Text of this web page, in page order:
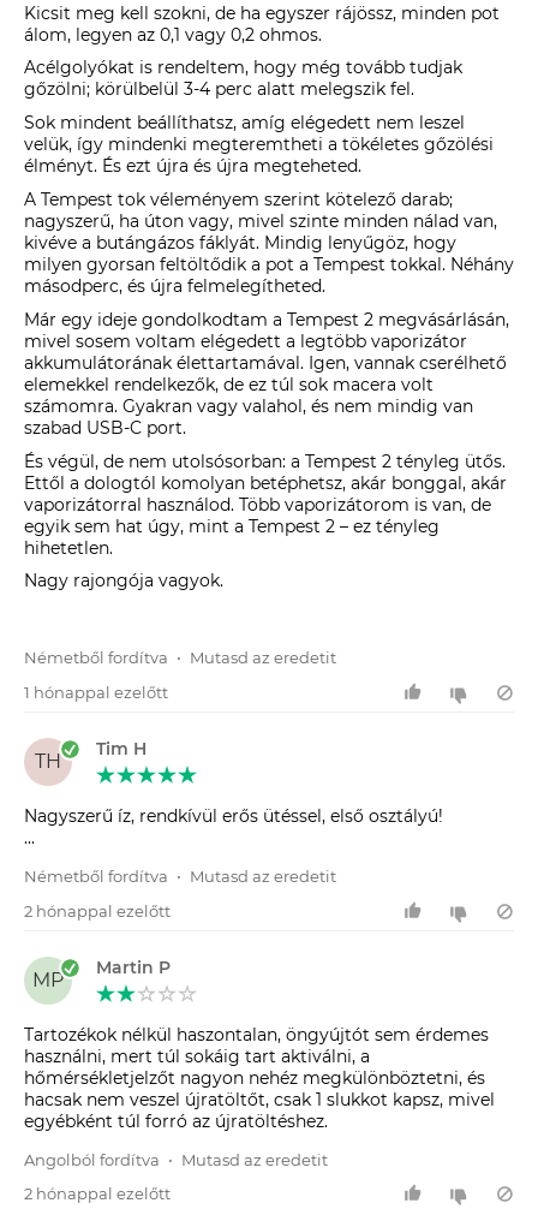
Kicsit meg kell szokni, de ha egyszer rájössz, minden pot
álom, legyen az 0,1 vagy 0,2 ohmos.
Acélgolyókat is rendeltem, hogy még tovább tudjak
gőzölni; körülbelül 3-4 perc alatt melegszik fel.
Sok mindent beállíthatsz, amíg elégedett nem leszel
velük, így mindenki megteremtheti a tökéletes gőzölési
élményt. És ezt újra és újra megteheted.
A Tempest tok véleményem szerint kötelező darab;
nagyszerű, ha úton vagy, mivel szinte minden nálad van,
kivéve a butángázos fáklyát. Mindig lenyűgöz, hogy
milyen gyorsan feltöltődik a pot a Tempest tokkal. Néhány
másodperc, és újra felmelegítheted.
Már egy ideje gondolkodtam a Tempest 2 megvásárlásán,
mivel sosem voltam elégedett a legtöbb vaporizátor
akkumulátorának élettartamával. Igen, vannak cserélhető
elemekkel rendelkezők, de ez túl sok macera volt
számomra. Gyakran vagy valahol, és nem mindig van
szabad USB-C port.
És végül, de nem utolsósorban: a Tempest 2 tényleg ütős.
Ettől a dologtól komolyan betéphetsz, akár bonggal, akár
vaporizátorral használod. Több vaporizátorom is van, de
egyik sem hat úgy, mint a Tempest 2 – ez tényleg
hihetetlen.
Nagy rajongója vagyok.
Németből fordítva • Mutasd az eredetit
1 hónappal ezelőtt
TH
Tim H
Nagyszerű íz, rendkívül erős ütéssel, első osztályú!
...
Németből fordítva • Mutasd az eredetit
2 hónappal ezelőtt
MP
Martin P
Tartozékok nélkül haszontalan, öngyújtót sem érdemes
használni, mert túl sokáig tart aktiválni, a
hőmérsékletjelzőt nagyon nehéz megkülönböztetni, és
hacsak nem veszel újratöltőt, csak 1 slukkot kapsz, mivel
egyébként túl forró az újratöltéshez.
Angolból fordítva • Mutasd az eredetit
2 hónappal ezelőtt